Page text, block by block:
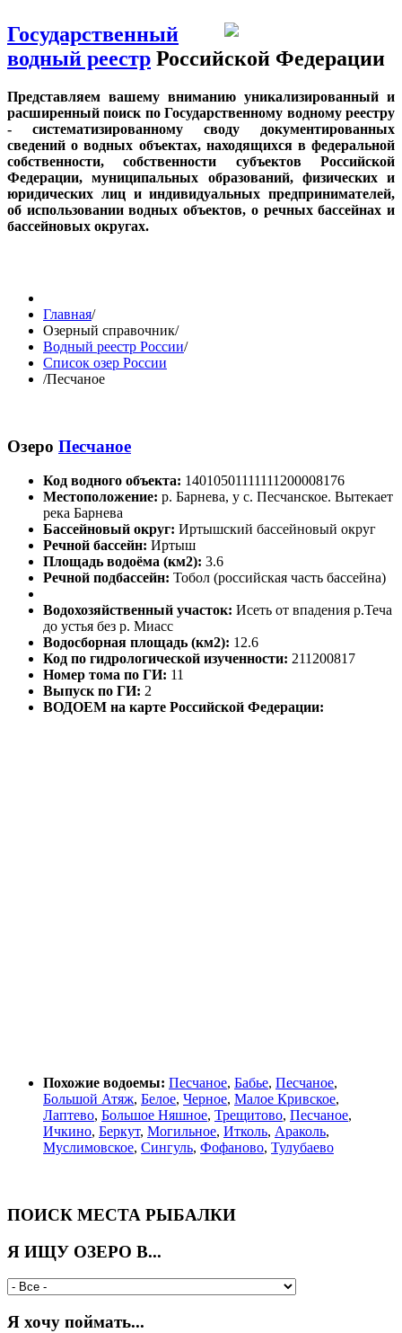
Государственный
водный реестр Российской Федерации
Представляем вашему вниманию уникализированный и
расширенный поиск по Государственному водному реестру
- систематизированному своду документированных
сведений о водных объектах, находящихся в федеральной
собственности, собственности субъектов Российской
Федерации, муниципальных образований, физических и
юридических лиц и индивидуальных предпринимателей,
об использовании водных объектов, о речных бассейнах и
бассейновых округах.
Главная/
Озерный справочник/
Водный реестр России/
Список озер России
/Песчаное
Озеро Песчаное
Код водного объекта: 14010501111111200008176
Местоположение: р. Барнева, у с. Песчанское. Вытекает
река Барнева
Бассейновый округ: Иртышский бассейновый округ
Речной бассейн: Иртыш
Площадь водоёма (км2): 3.6
Речной подбассейн: Тобол (российская часть бассейна)
Водохозяйственный участок: Исеть от впадения р.Теча
до устья без р. Миасс
Водосборная площадь (км2): 12.6
Код по гидрологической изученности: 211200817
Номер тома по ГИ: 11
Выпуск по ГИ: 2
ВОДОЕМ на карте Российской Федерации:
Похожие водоемы: Песчаное, Бабье, Песчаное,
Большой Атяж, Белое, Черное, Малое Кривское,
Лаптево, Большое Няшное, Трещитово, Песчаное,
Ичкино, Беркут, Могильное, Итколь, Араколь,
Муслимовское, Сингуль, Фофаново, Тулубаево
ПОИСК МЕСТА РЫБАЛКИ
Я ИЩУ ОЗЕРО В...
Я хочу поймать...